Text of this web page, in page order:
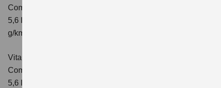
Comfort
5,6 l/100km; kombinierter Wert der CO₂-Emission: 126
g/km; CO₂-Klasse: D
Vitara 1.5 DUALJET HYBRID ALLGRIP AGS
Comfort+
5,6 l/100km; kombinierter Wert der CO₂-Emission: 127